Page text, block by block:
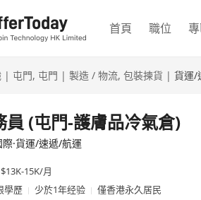
首頁 職位
| 屯門, 屯門 | 製造 / 物流, 包裝揀貨 | 貨運/
員 (屯門-護膚品冷氣倉)
·貨運/速遞/航運
15K/月
學歷
少於1年经验
僅香港永久居民